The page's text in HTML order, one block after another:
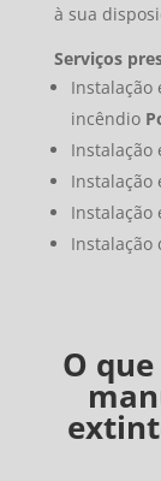
à sua
Serviços
Instalação
incêndio
Instalação
Instalação
Instalação
Instalação
O